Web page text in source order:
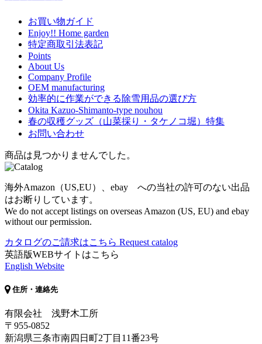
お買い物ガイド
Enjoy!! Home garden
特定商取引法表記
Points
About Us
Company Profile
OEM manufacturing
効率的に作業ができる除雪用品の選び方
Okita Kazuo-Shimanto-type nouhou
春の収穫グッズ（山菜採り・タケノコ堀）特集
お問い合わせ
商品は見つかりませんでした。
海外Amazon（US,EU）、ebay への当社の許可のない出品
はお断りしています。
We do not accept listings on overseas Amazon (US, EU) and ebay
without our permission.
カタログのご請求はこちら Request catalog
英語版WEBサイトはこちら
English Website
住所・連絡先
有限会社 浅野木工所
〒955-0852
新潟県三条市南四日町2丁目11番23号